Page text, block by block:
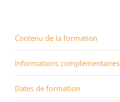
Contenu de la formation
Informations complémentaires
Dates de formation